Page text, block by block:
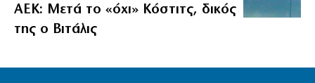
ΑΕΚ: Μετά το «όχι» Κόστιτς, δικός
της ο Βιτάλις